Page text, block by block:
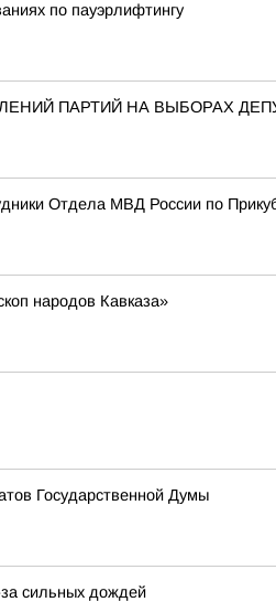
по пауэрлифтингу
ПАРТИЙ НА ВЫБОРАХ
Отдела МВД России по
народов Кавказа»
Государственной Думы
сильных дождей